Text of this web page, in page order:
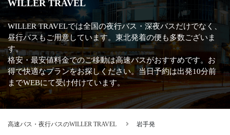
WILLER TRAVEL
WILLER TRAVELでは全国の夜行バス・深夜バスだけでなく、
昼行バスもご用意しています。東北発着の便も多数ございま
す。
格安・最安値料金でのご移動は高速バスがおすすめです。お
得で快適なプランをお探しください。当日予約は出発10分前
までWEBにて受け付けています。
高速バス・夜行バスのWILLER TRAVEL 岩手発